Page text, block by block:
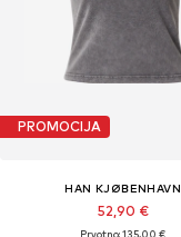
PROMOCIJA
HAN KJØBENHAVN
52,90 €
Prvotno: 135,00 €